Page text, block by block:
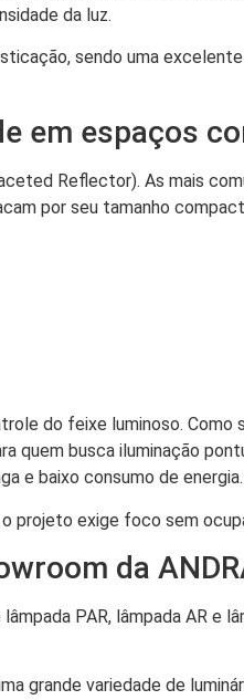
da luz.
sendo uma
em espaços
Reflector). As mais
por seu tamanho
do feixe luminoso. Como
quem busca iluminação
e baixo consumo de energia.
projeto exige foco sem
da
PAR, lâmpada AR e
grande variedade de